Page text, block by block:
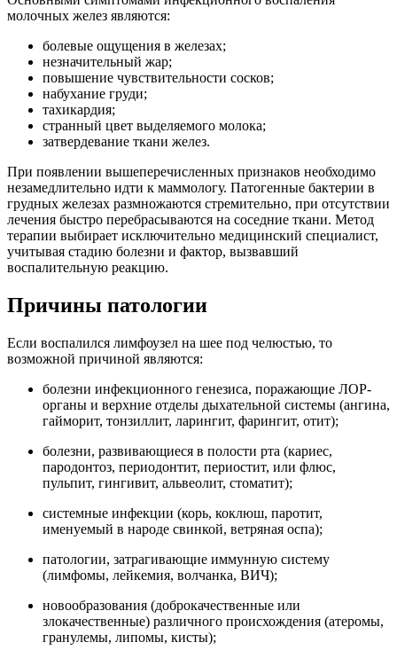
молочных желез являются:
болевые ощущения в железах;
незначительный жар;
повышение чувствительности сосков;
набухание груди;
тахикардия;
странный цвет выделяемого молока;
затвердевание ткани желез.
При появлении вышеперечисленных признаков необходимо
незамедлительно идти к маммологу. Патогенные бактерии в
грудных железах размножаются стремительно, при отсутствии
лечения быстро перебрасываются на соседние ткани. Метод
терапии выбирает исключительно медицинский специалист,
учитывая стадию болезни и фактор, вызвавший
воспалительную реакцию.
Причины патологии
Если воспалился лимфоузел на шее под челюстью, то
возможной причиной являются:
болезни инфекционного генезиса, поражающие ЛОР-
органы и верхние отделы дыхательной системы (ангина,
гайморит, тонзиллит, ларингит, фарингит, отит);
болезни, развивающиеся в полости рта (кариес,
пародонтоз, периодонтит, периостит, или флюс,
пульпит, гингивит, альвеолит, стоматит);
системные инфекции (корь, коклюш, паротит,
именуемый в народе свинкой, ветряная оспа);
патологии, затрагивающие иммунную систему
(лимфомы, лейкемия, волчанка, ВИЧ);
новообразования (доброкачественные или
злокачественные) различного происхождения (атеромы,
гранулемы, липомы, кисты);